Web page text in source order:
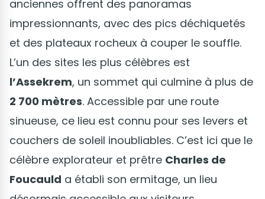
anciennes offrent des panoramas
impressionnants, avec des pics déchiquetés
et des plateaux rocheux à couper le souffle.
L’un des sites les plus célèbres est
l’Assekrem, un sommet qui culmine à plus de
2 700 mètres. Accessible par une route
sinueuse, ce lieu est connu pour ses levers et
couchers de soleil inoubliables. C’est ici que le
célèbre explorateur et prêtre Charles de
Foucauld a établi son ermitage, un lieu